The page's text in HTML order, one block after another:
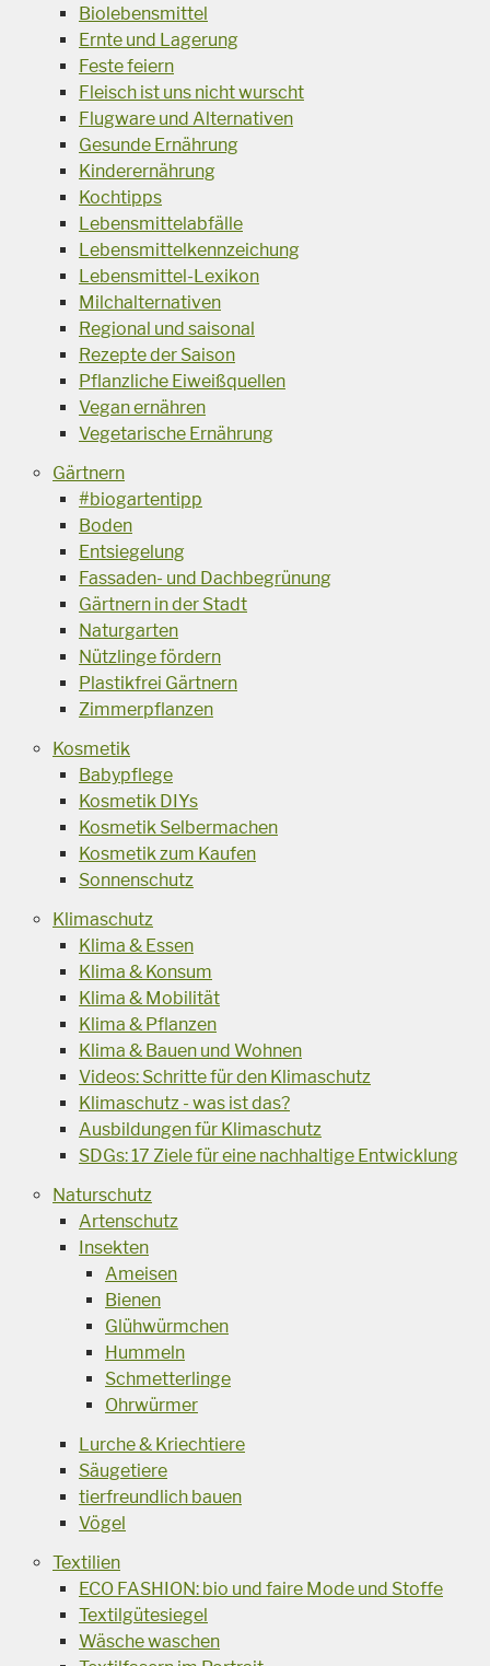
Biolebensmittel
Ernte und Lagerung
Feste feiern
Fleisch ist uns nicht wurscht
Flugware und Alternativen
Gesunde Ernährung
Kinderernährung
Kochtipps
Lebensmittelabfälle
Lebensmittelkennzeichung
Lebensmittel-Lexikon
Milchalternativen
Regional und saisonal
Rezepte der Saison
Pflanzliche Eiweißquellen
Vegan ernähren
Vegetarische Ernährung
Gärtnern
#biogartentipp
Boden
Entsiegelung
Fassaden- und Dachbegrünung
Gärtnern in der Stadt
Naturgarten
Nützlinge fördern
Plastikfrei Gärtnern
Zimmerpflanzen
Kosmetik
Babypflege
Kosmetik DIYs
Kosmetik Selbermachen
Kosmetik zum Kaufen
Sonnenschutz
Klimaschutz
Klima & Essen
Klima & Konsum
Klima & Mobilität
Klima & Pflanzen
Klima & Bauen und Wohnen
Videos: Schritte für den Klimaschutz
Klimaschutz - was ist das?
Ausbildungen für Klimaschutz
SDGs: 17 Ziele für eine nachhaltige Entwicklung
Naturschutz
Artenschutz
Insekten
Ameisen
Bienen
Glühwürmchen
Hummeln
Schmetterlinge
Ohrwürmer
Lurche & Kriechtiere
Säugetiere
tierfreundlich bauen
Vögel
Textilien
ECO FASHION: bio und faire Mode und Stoffe
Textilgütesiegel
Wäsche waschen